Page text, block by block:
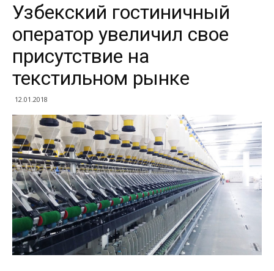
Узбекский гостиничный
оператор увеличил свое
присутствие на
текстильном рынке
12.01.2018